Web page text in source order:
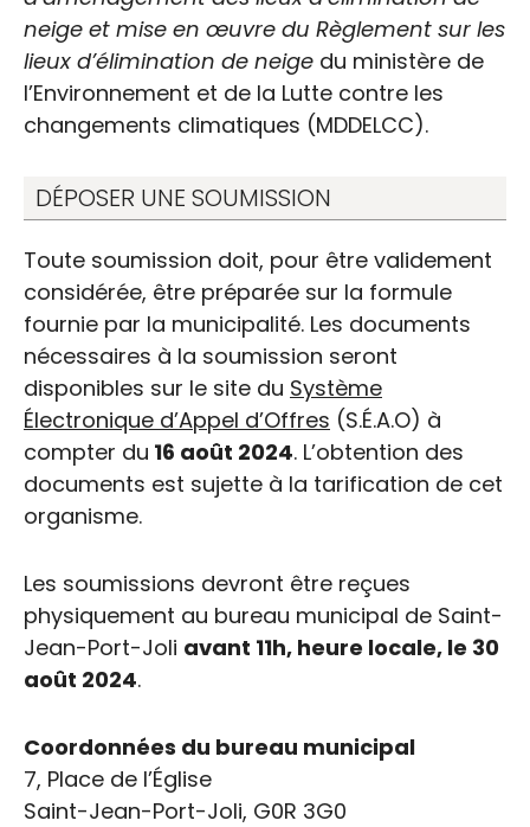
Appel d’offres public |
Exploitation des
ouvrages de traitement
d’eau potable
neige et mise en œuvre du Règlement sur les
lieux d’élimination de neige du ministère de
l’Environnement et de la Lutte contre les
changements climatiques (MDDELCC).
DÉPOSER UNE SOUMISSION
Toute soumission doit, pour être validement
considérée, être préparée sur la formule
fournie par la municipalité. Les documents
nécessaires à la soumission seront
disponibles sur le site du Système
Électronique d’Appel d’Offres (S.É.A.O) à
compter du 16 août 2024. L’obtention des
documents est sujette à la tarification de cet
organisme.
Les soumissions devront être reçues
physiquement au bureau municipal de Saint-
Jean-Port-Joli avant 11h, heure locale, le 30
août 2024.
Coordonnées du bureau municipal
7, Place de l’Église
Saint-Jean-Port-Joli, G0R 3G0